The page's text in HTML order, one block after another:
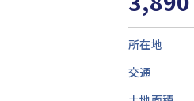
所在地
交通